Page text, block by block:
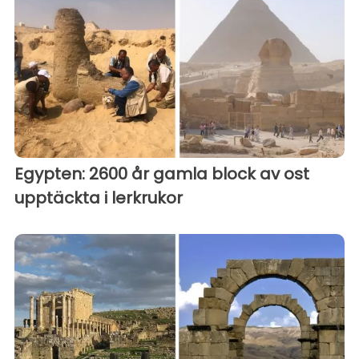
Egypten: 2600 år gamla block av ost
upptäckta i lerkrukor